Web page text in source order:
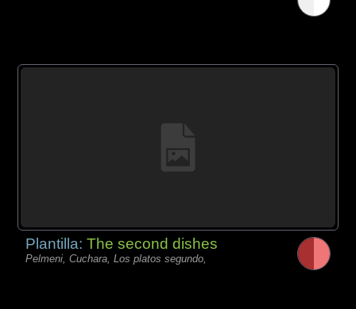
Plantilla:The second dishes
Pelmeni, Cuchara, Los platos segundo,